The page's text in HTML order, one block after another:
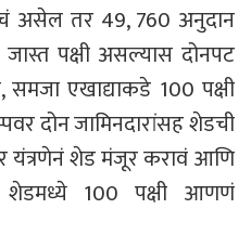
असेल तर 49, 760 अनुदान
पक्षी असल्यास दोनपट
एखाद्याकडे 100 पक्षी
दोन जामिनदारांसह शेडची
यंत्रणेनं शेड मंजूर करावं आणि
शेडमध्ये 100 पक्षी आणणं